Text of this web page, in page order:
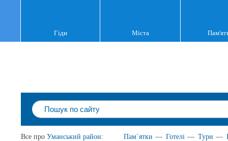
Гіди Міста
Все про Уманський район: Пам`ятки — Готелі — Тури —